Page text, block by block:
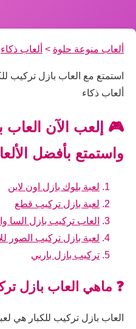
ألعاب منوعة حلوة > ألعاب ذكاء
استمتع مع العاب بازل تركيب
ألعاب ذكاء
🎮 إلعب الآن العاب
واستمتع بأفضل
لعبة بلوك بازل اون لاين
لعبة بازل تركيب قطع
العاب تركيب بازل السا
لعبة بازل تركيب الصور
تركيب بازل باربي
❓ ماهي العاب بازل
العاب بازل تركيب للكبار هي